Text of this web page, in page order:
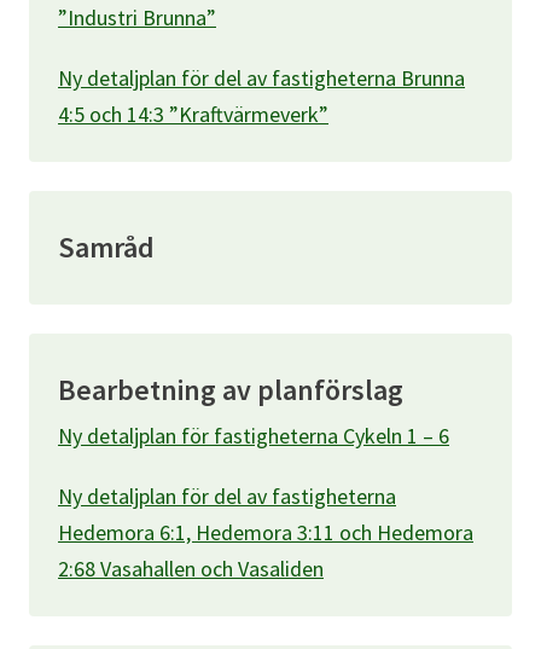
”Industri Brunna”
Ny detaljplan för del av fastigheterna Brunna
4:5 och 14:3 ”Kraftvärmeverk”
Samråd
Bearbetning av planförslag
Ny detaljplan för fastigheterna Cykeln 1 – 6
Ny detaljplan för del av fastigheterna
Hedemora 6:1, Hedemora 3:11 och Hedemora
2:68 Vasahallen och Vasaliden